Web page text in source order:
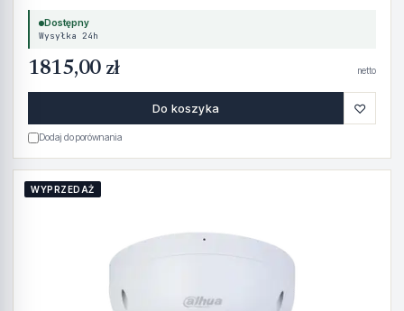
Dostępny
Wysyłka 24h
1815,00 zł netto
Do koszyka ♡
Dodaj do porównania
WYPRZEDAŻ